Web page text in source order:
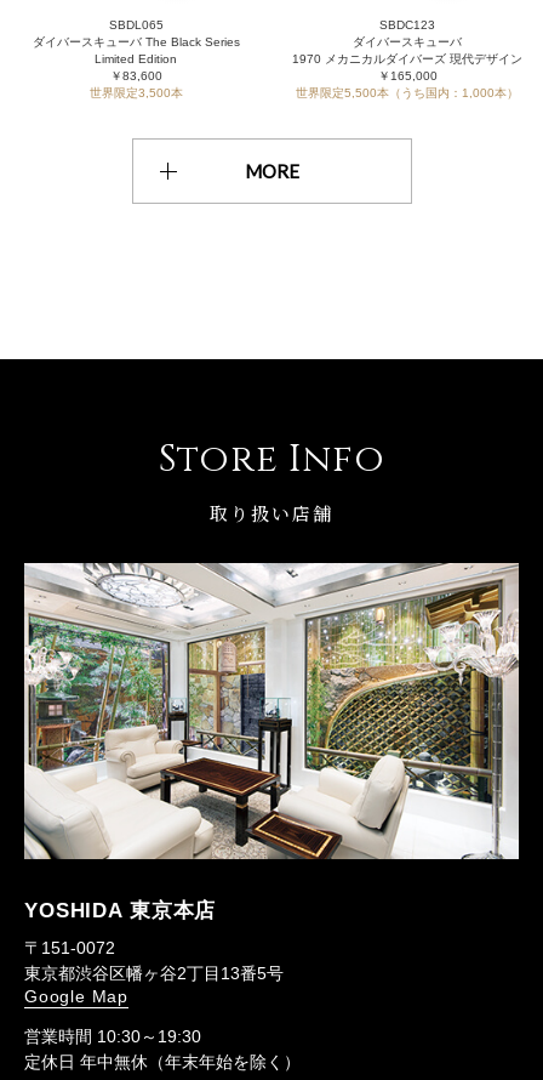
SBDL065
ダイバースキューバ The Black Series
Limited Edition
￥83,600
世界限定3,500本
SBDC123
ダイバースキューバ
1970 メカニカルダイバーズ 現代デザイン
￥165,000
世界限定5,500本（うち国内：1,000本）
MORE
Store Info
取り扱い店舗
YOSHIDA 東京本店
〒151-0072
東京都渋谷区幡ヶ谷2丁目13番5号
Google Map
営業時間 10:30～19:30
定休日 年中無休（年末年始を除く）